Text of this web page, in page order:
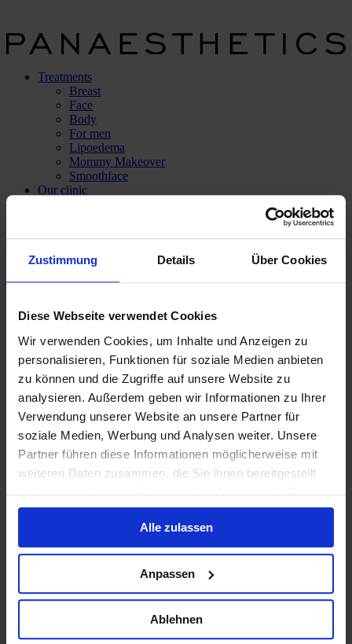
Zustimmung Details Über Cookies
Diese Webseite verwendet Cookies
Wir verwenden Cookies, um Inhalte und Anzeigen zu
personalisieren, Funktionen für soziale Medien anbieten
zu können und die Zugriffe auf unsere Website zu
analysieren. Außerdem geben wir Informationen zu Ihrer
Verwendung unserer Website an unsere Partner für
soziale Medien, Werbung und Analysen weiter. Unsere
Partner führen diese Informationen möglicherweise mit
weiteren Daten zusammen, die Sie ihnen bereitgestellt
haben oder die sie im Rahmen Ihrer Nutzung der Dienste
gesammelt haben.
Alle zulassen
Anpassen
Ablehnen
Treatments
Breast
Face
Body
For men
Lipoedema
Mommy Makeover
Smoothface
Our clinic
Anaesthesia
Financing
Contact